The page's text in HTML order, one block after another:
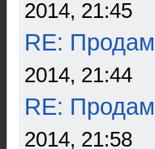
2014, 21:45
RE:
2014, 21:44
RE:
2014, 21:58